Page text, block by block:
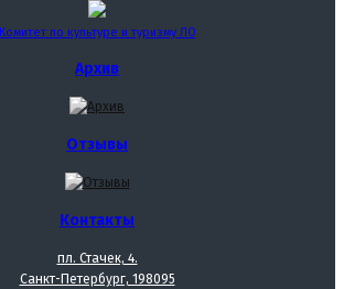
Комитет по культуре и туризму ЛО
Архив
Отзывы
Контакты
пл. Стачек, 4.
Санкт-Петербург, 198095